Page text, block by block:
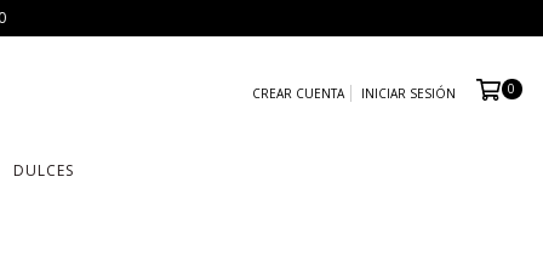
CREAR CUENTA INICIAR SESIÓN 0
DULCES